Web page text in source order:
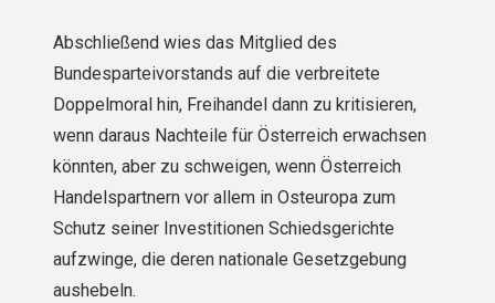
Abschließend wies das Mitglied des
Bundesparteivorstands auf die verbreitete
Doppelmoral hin, Freihandel dann zu kritisieren,
wenn daraus Nachteile für Österreich erwachsen
könnten, aber zu schweigen, wenn Österreich
Handelspartnern vor allem in Osteuropa zum
Schutz seiner Investitionen Schiedsgerichte
aufzwinge, die deren nationale Gesetzgebung
aushebeln.